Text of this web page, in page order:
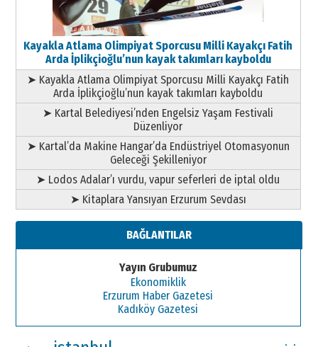
Kayakla Atlama Olimpiyat Sporcusu Milli Kayakçı Fatih
Arda İplikçioğlu’nun kayak takımları kayboldu
➤ Kayakla Atlama Olimpiyat Sporcusu Milli Kayakçı Fatih
Arda İplikçioğlu’nun kayak takımları kayboldu
➤ Kartal Belediyesi’nden Engelsiz Yaşam Festivali
Düzenliyor
➤ Kartal’da Makine Hangar’da Endüstriyel Otomasyonun
Geleceği Şekilleniyor
➤ Lodos Adalar’ı vurdu, vapur seferleri de iptal oldu
➤ Kitaplara Yansıyan Erzurum Sevdası
BAĞLANTILAR
Yayın Grubumuz
Ekonomiklik
Erzurum Haber Gazetesi
Kadıköy Gazetesi